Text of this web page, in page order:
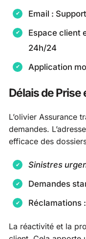
Email :
Espace client
24h/24
Application
Délais de Prise
L’olivier Assurance
demandes.
efficace des
Sinistres
Demandes
Réclamations
La réactivité et la